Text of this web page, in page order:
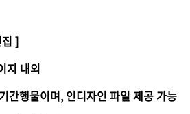
]
지 내외
간행물이며, 인디자인 파일 제공 가능